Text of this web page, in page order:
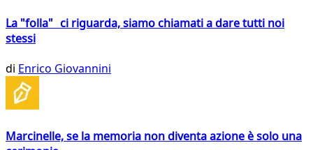
La "folla" ci riguarda, siamo chiamati a dare tutti noi
stessi
di Enrico Giovannini
Marcinelle, se la memoria non diventa azione è solo una